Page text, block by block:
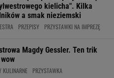
kielicha". Kilka
a smak nieziemski
PRZEPISY PRZYSTAWKI NA IMPREZĘ
Magdy Gessler. Ten trik
KULINARNE PRZYSTAWKA